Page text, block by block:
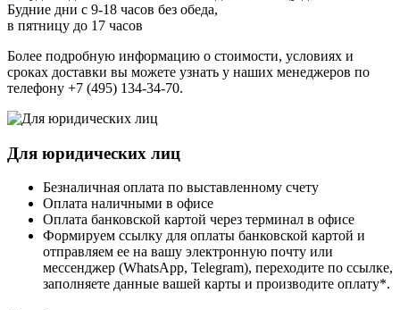
Будние дни с 9-18 часов без обеда,
в пятницу до 17 часов
Более подробную информацию о стоимости, условиях и
сроках доставки вы можете узнать у наших менеджеров по
телефону +7 (495) 134-34-70.
Для юридических лиц
Безналичная оплата по выставленному счету
Оплата наличными в офисе
Оплата банковской картой через терминал в офисе
Формируем ссылку для оплаты банковской картой и
отправляем ее на вашу электронную почту или
мессенджер (WhatsApp, Telegram), переходите по ссылке,
заполняете данные вашей карты и производите оплату*.